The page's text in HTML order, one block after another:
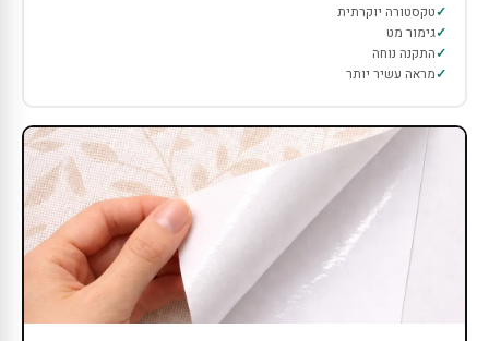
טקסטורה יוקרתית
גימור מט
התקנה נוחה
מראה עשיר יותר